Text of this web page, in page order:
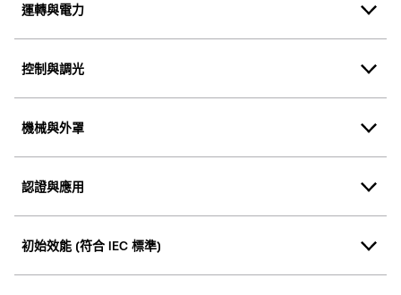
運轉與電力
控制與調光
機械與外罩
認證與應用
初始效能 (符合 IEC 標準)